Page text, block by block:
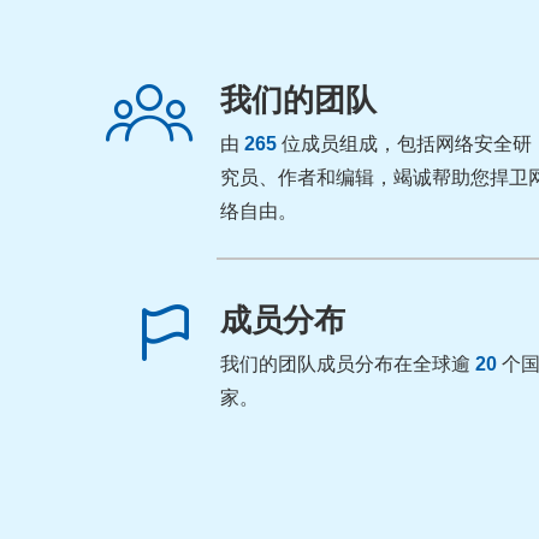
我们的团队
由 265 位成员组成，包括网络安全研
究员、作者和编辑，竭诚帮助您捍卫
络自由。
成员分布
我们的团队成员分布在全球逾 20 个国
家。